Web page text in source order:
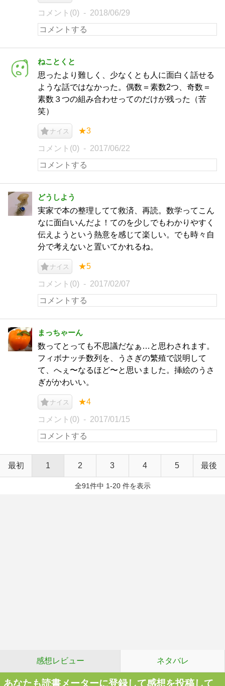
コメント(0) 2018/06/29
ねことくと
思ったより難しく、少なくとも人に面白く話せる
ような話ではなかった。偶数＝素数2つ、奇数＝
素数３つの組み合わせってのだけが残った（苦
笑）
ナイス ★3
コメント(0) 2017/06/22
どうしよう
実家で本の整理してて救済、再読。数学ってこん
なに面白いんだよ！てのを少しでもわかりやすく
伝えようという熱意を感じて楽しい。でも時々自
分で考えないと置いてかれるね。
ナイス ★5
コメント(0) 2017/02/07
まっちゃーん
数ってとっても不思議だなぁ…と思わされます。
フィボナッチ数列を、うさぎの繁殖で説明して
て、へぇ〜なるほど〜と思いました。挿絵のうさ
ぎがかわいい。
ナイス ★4
コメント(0) 2017/01/15
最初 1 2 3 4 5 最後
全91件中 1-20 件を表示
感想レビュー ネタバレ
あなたも読書メーターに登録して感想を投稿して